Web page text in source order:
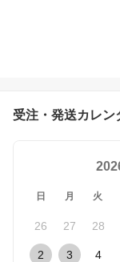
受注・発送カレン
日 月 火
26 27 28
2 3 4